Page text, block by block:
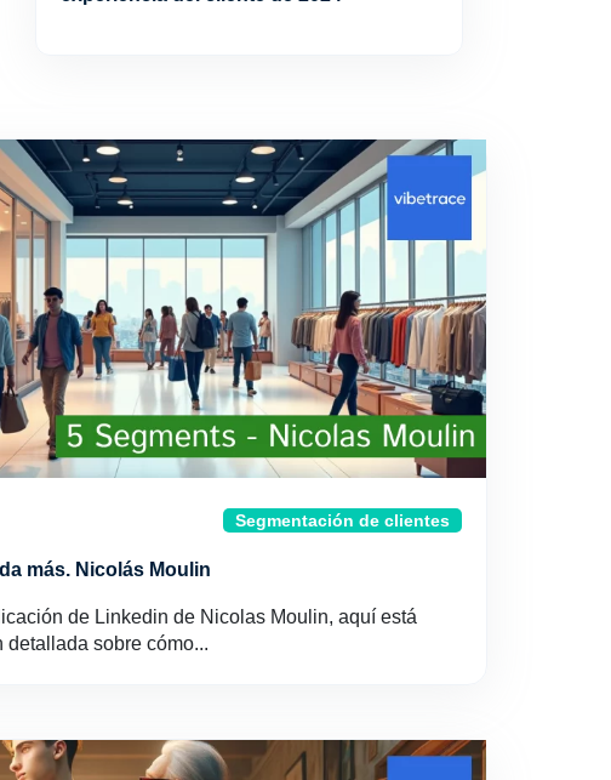
Segmentación de clientes
más. Nicolás Moulin
de Linkedin de Nicolas Moulin, aquí está
detallada sobre cómo...